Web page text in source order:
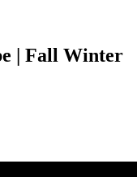
| Fall Winter